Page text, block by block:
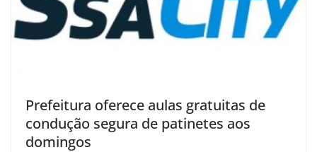
Prefeitura oferece aulas gratuitas de
condução segura de patinetes aos
domingos